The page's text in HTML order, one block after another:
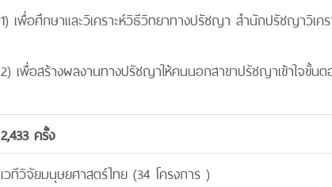
1) เพื่อศึกษาและวิเคราะห์วิธีวิทยาทางปรัชญา สำนักปรัชญาวิเ
2) เพื่อสร้างผลงานทางปรัชญาให้คนนอกสาขาปรัชญาเข้าใจขั้น
2,433 ครั้ง
เวทีวิจัยมนุษยศาสตร์ไทย (34 โครงการ )